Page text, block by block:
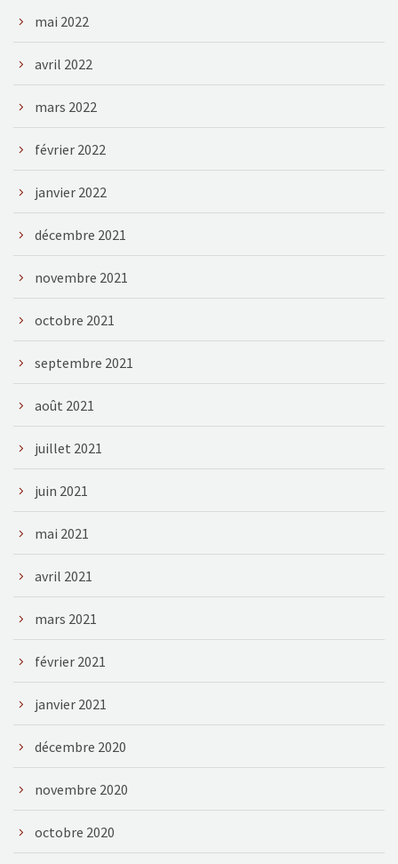
mai 2022
avril 2022
mars 2022
février 2022
janvier 2022
décembre 2021
novembre 2021
octobre 2021
septembre 2021
août 2021
juillet 2021
juin 2021
mai 2021
avril 2021
mars 2021
février 2021
janvier 2021
décembre 2020
novembre 2020
octobre 2020